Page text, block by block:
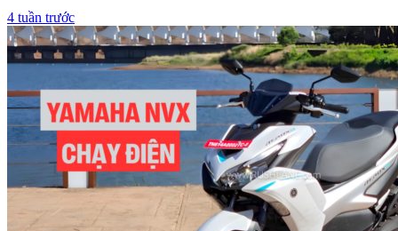
4 tuần trước